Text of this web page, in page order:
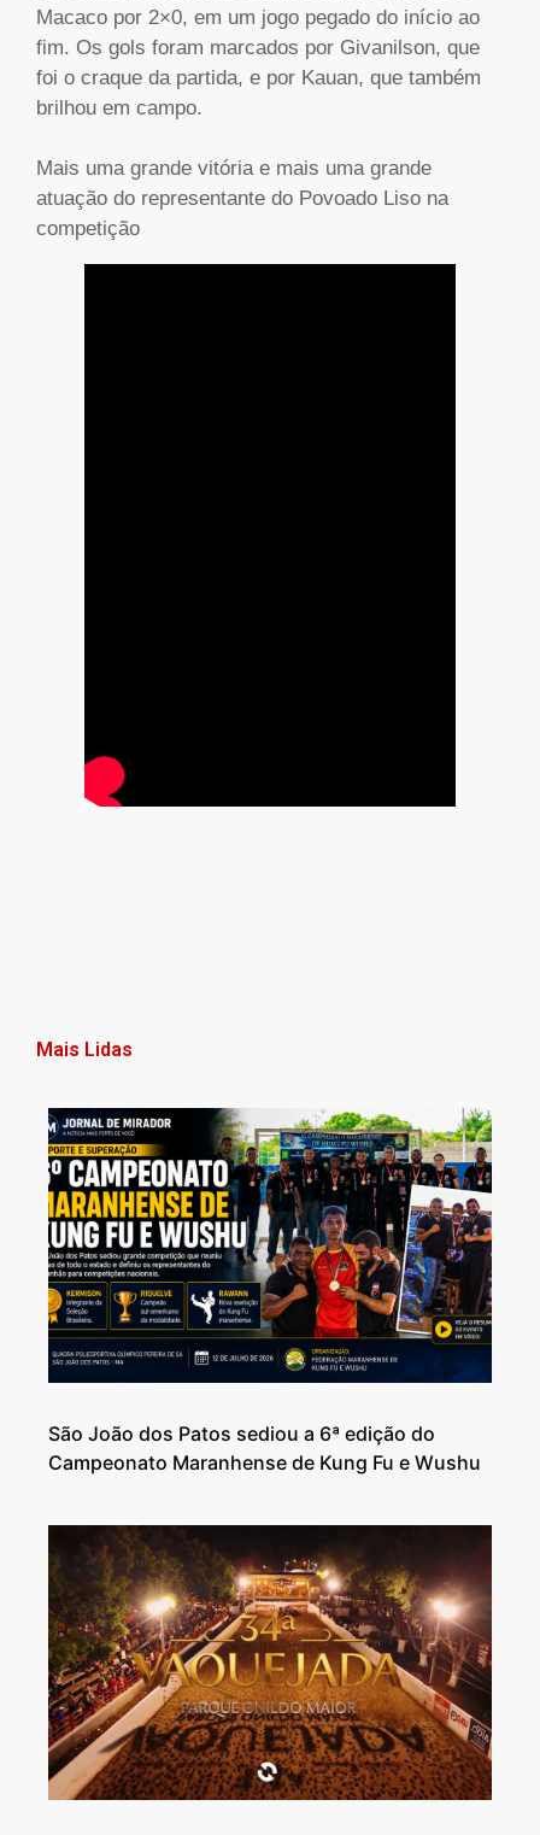
Macaco por 2×0, em um jogo pegado do início ao
fim. Os gols foram marcados por Givanilson, que
foi o craque da partida, e por Kauan, que também
brilhou em campo.
Mais uma grande vitória e mais uma grande
atuação do representante do Povoado Liso na
competição
Mais Lidas
São João dos Patos sediou a 6ª edição do
Campeonato Maranhense de Kung Fu e Wushu